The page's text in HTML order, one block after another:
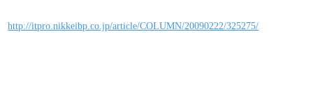
http://itpro.nikkeibp.co.jp/article/COLUMN/20090222/325275/